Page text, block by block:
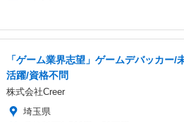
「ゲーム業界志望」ゲームデバッカー/
活躍/資格不問
株式会社Creer
埼玉県